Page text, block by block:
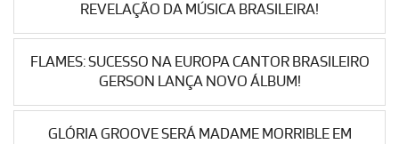
REVELAÇÃO DA MÚSICA BRASILEIRA!
FLAMES: SUCESSO NA EUROPA CANTOR BRASILEIRO
GERSON LANÇA NOVO ÁLBUM!
GLÓRIA GROOVE SERÁ MADAME MORRIBLE EM